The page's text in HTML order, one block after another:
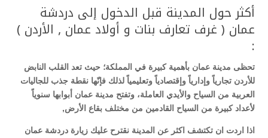
أكثر حول المدينة قبل الدخول إلى دردشة
عمان ( غرف تعارف بنات و أولاد عمان , الأردن )
:
تحظى مدينة عمان بأهمية كبيرة في المملكة؛ حيث تعد القلب النابض
للأردن تجارياً وإدارياً وإقتصادياً وتعليمياً لذلك فإنّها نقطة جذب للجاليات
العربية من السياح والأيدي العاملة، وتفتح مدينة عمان أبوابها سنوياً
لأعداد كبيرة من السياح القادمين من مختلف بقاع الأرض,
اذا اردت ان تكتشف اكثر عن المدينة نقترح عليك زيارة دردشة عمان